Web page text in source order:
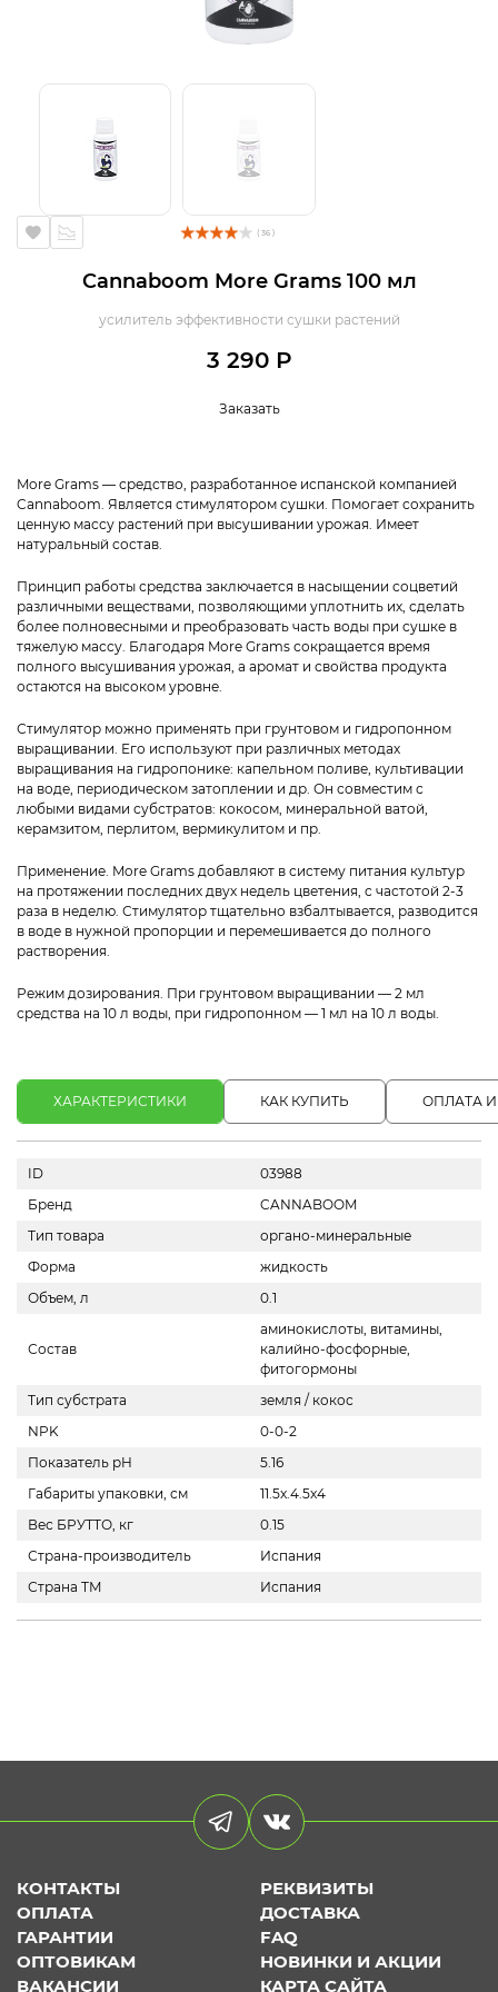
( 36 )
Cannaboom More Grams 100 мл
усилитель эффективности сушки растений
3 290 Р
Заказать
More Grams — средство, разработанное испанской компанией
Cannaboom. Является стимулятором сушки. Помогает сохранить
ценную массу растений при высушивании урожая. Имеет
натуральный состав.
Принцип работы средства заключается в насыщении соцветий
различными веществами, позволяющими уплотнить их, сделать
более полновесными и преобразовать часть воды при сушке в
тяжелую массу. Благодаря More Grams сокращается время
полного высушивания урожая, а аромат и свойства продукта
остаются на высоком уровне.
Стимулятор можно применять при грунтовом и гидропонном
выращивании. Его используют при различных методах
выращивания на гидропонике: капельном поливе, культивации
на воде, периодическом затоплении и др. Он совместим с
любыми видами субстратов: кокосом, минеральной ватой,
керамзитом, перлитом, вермикулитом и пр.
Применение. More Grams добавляют в систему питания культур
на протяжении последних двух недель цветения, с частотой 2-3
раза в неделю. Стимулятор тщательно взбалтывается, разводится
в воде в нужной пропорции и перемешивается до полного
растворения.
Режим дозирования. При грунтовом выращивании — 2 мл
средства на 10 л воды, при гидропонном — 1 мл на 10 л воды.
ХАРАКТЕРИСТИКИ КАК КУПИТЬ ОПЛАТА
ID
03988
Бренд
CANNABOOM
Тип товара
органо-минеральные
Форма
жидкость
Объем, л
0.1
Состав
аминокислоты, витамины,
калийно-фосфорные,
фитогормоны
Тип субстрата
земля / кокос
NPK
0-0-2
Показатель pH
5.16
Габариты упаковки, см
11.5x.4.5x4
Вес БРУТТО, кг
0.15
Страна-производитель
Испания
Страна ТМ
Испания
КОНТАКТЫ
РЕКВИЗИТЫ
ОПЛАТА
ДОСТАВКА
ГАРАНТИИ
FAQ
ОПТОВИКАМ
НОВИНКИ И АКЦИИ
ВАКАНСИИ
КАРТА САЙТА